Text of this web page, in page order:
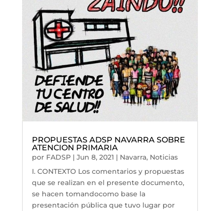
PROPUESTAS ADSP NAVARRA SOBRE
ATENCION PRIMARIA
por FADSP| Jun 8, 2021 | Navarra, Noticias
I. CONTEXTO Los comentarios y propuestas
que se realizan en el presente documento,
se hacen tomandocomo base la
presentación pública que tuvo lugar por